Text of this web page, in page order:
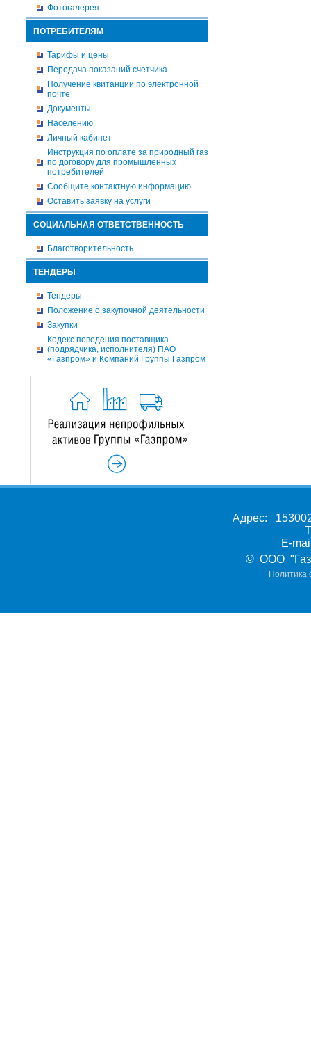
Фотогалерея
ПОТРЕБИТЕЛЯМ
Тарифы и цены
Передача показаний счетчика
Получение квитанции по электронной
почте
Документы
Населению
Личный кабинет
Инструкция по оплате за природный газ
по договору для промышленных
потребителей
Сообщите контактную информацию
Оставить заявку на услуги
СОЦИАЛЬНАЯ ОТВЕТСТВЕННОСТЬ
Благотворительность
ТЕНДЕРЫ
Тендеры
Положение о закупочной деятельности
Закупки
Кодекс поведения поставщика
(подрядчика, исполнителя) ПАО
«Газпром» и Компаний Группы Газпром
Адрес:
E-
© ООО
Политика